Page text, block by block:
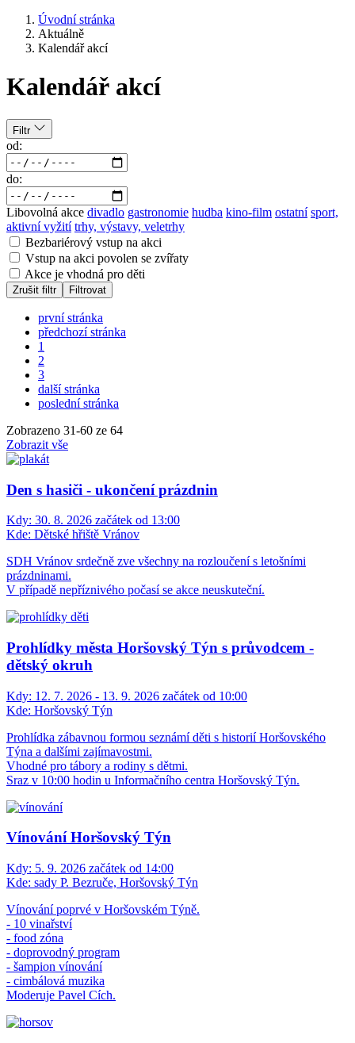
Úvodní stránka
Aktuálně
Kalendář akcí
Kalendář akcí
Filtr
od:
do:
Libovolná akce divadlo gastronomie hudba kino-film ostatní sport,
aktivní vyžití trhy, výstavy, veletrhy
Bezbariérový vstup na akci
Vstup na akci povolen se zvířaty
Akce je vhodná pro děti
Zrušit filtr Filtrovat
první stránka
předchozí stránka
1
2
3
další stránka
poslední stránka
Zobrazeno 31-60 ze 64
Zobrazit vše
Den s hasiči - ukončení prázdnin
Kdy: 30. 8. 2026 začátek od 13:00
Kde: Dětské hřiště Vránov
SDH Vránov srdečně zve všechny na rozloučení s letošními
prázdninami.
V případě nepříznivého počasí se akce neuskuteční.
Prohlídky města Horšovský Týn s průvodcem -
dětský okruh
Kdy: 12. 7. 2026 - 13. 9. 2026 začátek od 10:00
Kde: Horšovský Týn
Prohlídka zábavnou formou seznámí děti s historií Horšovského
Týna a dalšími zajímavostmi.
Vhodné pro tábory a rodiny s dětmi.
Sraz v 10:00 hodin u Informačního centra Horšovský Týn.
Vínování Horšovský Týn
Kdy: 5. 9. 2026 začátek od 14:00
Kde: sady P. Bezruče, Horšovský Týn
Vínování poprvé v Horšovském Týně.
- 10 vinařství
- food zóna
- doprovodný program
- šampion vínování
- cimbálová muzika
Moderuje Pavel Cích.